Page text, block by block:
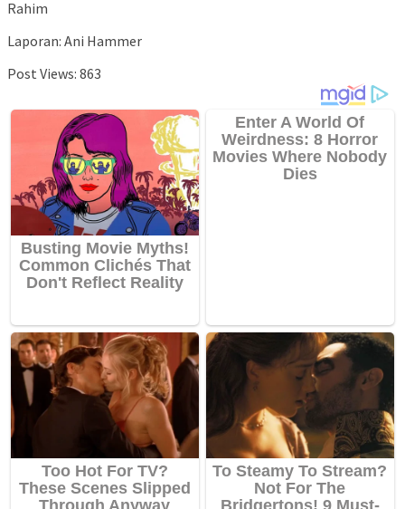
Rahim
Laporan: Ani Hammer
Post Views: 863